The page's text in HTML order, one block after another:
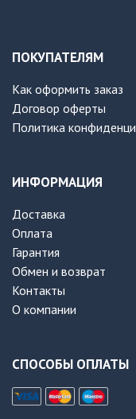
ПОКУПАТЕЛЯМ
Как оформить заказ
Договор оферты
Политика
ИНФОРМАЦИЯ
Доставка
Оплата
Гарантия
Обмен и возврат
Контакты
О компании
СПОСОБЫ ОПЛАТЫ